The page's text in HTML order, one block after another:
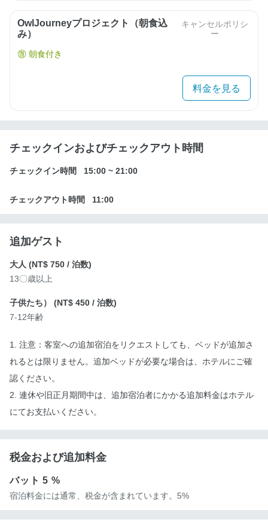
OwlJourneyプロジェクト（朝食込
み）
キャンセルポリシ
ー
朝食付き
料金を見る
チェックインおよびチェックアウト時間
チェックイン時間 15:00 ~ 21:00
チェックアウト時間 11:00
追加ゲスト
大人 (NT$ 750 / 泊数)
13〇歳以上
子供たち） (NT$ 450 / 泊数)
7-12年齢
1. 注意：客室への追加宿泊をリクエストしても、ベッドが追加さ
れるとは限りません。追加ベッドが必要な場合は、ホテルにご確
認ください。
2. 連休や旧正月期間中は、追加宿泊者にかかる追加料金はホテル
にてお支払いください。
税金および追加料金
バット5 %
宿泊料金には通常、税金が含まれています。5%